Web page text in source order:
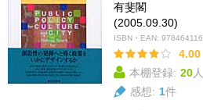
有斐閣
(2005.09.30)
ISBN・EAN:
4.00
本棚登録: 20人
感想: 1件